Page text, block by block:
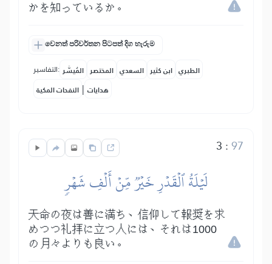
かを知っているか。
වෙනත් පරිවර්තන පිටපත් දිග හැරුම
التفاسير: المُيسَّر المختصر السعدي ابن كثير الطبري
النفحات المكية | هدايات
3 :97
لَيۡلَةُ ٱلۡقَدۡرِ خَيۡرٞ مِّنۡ أَلۡفِ شَهۡرٖ
天命の夜は善に満ち、信仰して報奨を求
めつつ礼拝に立つ人には、それは1000
の月々よりも良い。